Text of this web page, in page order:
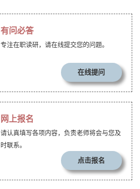
有问必答
专注在职读研，请在线提交您的问题。
在线提问
网上报名
请认真填写各项内容，负责老师将会与您及
时联系。
点击报名